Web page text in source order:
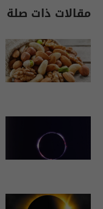
مقالات ذات صلة